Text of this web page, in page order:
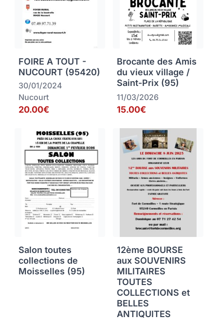
FOIRE A TOUT -
NUCOURT (95420)
30/01/2024
Nucourt
20.00€
Brocante des Amis
du vieux village /
Saint-Prix (95)
11/03/2026
15.00€
Salon toutes
collections de
Moisselles (95)
12ème BOURSE
aux SOUVENIRS
MILITAIRES
TOUTES
COLLECTIONS et
BELLES
ANTIQUITES